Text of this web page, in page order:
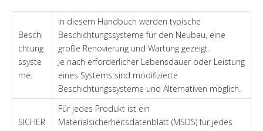
Beschi
chtung
ssyste
me.
In diesem Handbuch werden typische
Beschichtungssysteme für den Neubau, eine
große Renovierung und Wartung gezeigt.
Je nach erforderlicher Lebensdauer oder Leistung
eines Systems sind modifizierte
Beschichtungssysteme und Alternativen möglich.
SICHER
Für jedes Produkt ist ein
Materialsicherheitsdatenblatt (MSDS) für jedes